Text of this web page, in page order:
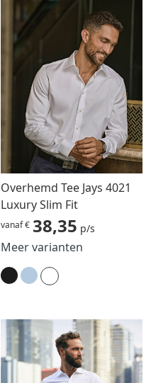
Overhemd Tee Jays 4021
Luxury Slim Fit
vanaf € 38,35 p/s
Meer varianten